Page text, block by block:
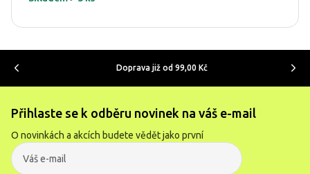
Doprava již od 99,00 Kč
Přihlaste se k odběru novinek na váš e-mail
O novinkách a akcích budete vědět jako první